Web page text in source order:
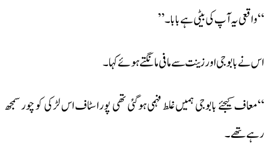
“واقعی یہ آپ کی بیٹی ہے بابا ۔”
اس نے بابوجی اور زینت سے مافی مانگتے ہوئے کہا ۔
“معاف کیجئے بابوجی ہمیں غلط فہمی ہو گئی تھی پورا سٹاف اس لڑکی کو چور سمجھ
رہے تھے ۔